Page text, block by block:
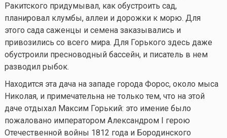
Ракитского придумывал, как обустроить сад,
планировал клумбы, аллеи и дорожки к морю. Для
этого сада саженцы и семена заказывались и
привозились со всего мира. Для Горького здесь даже
обустроили пресноводный бассейн, и писатель в нем
разводил рыбок.
Находится эта дача на западе города Форос, около мыса
Николая, и примечательна не только тем, что на этой
даче отдыхал Максим Горький: это имение было
пожаловано императором Александром I герою
Отечественной войны 1812 года и Бородинского